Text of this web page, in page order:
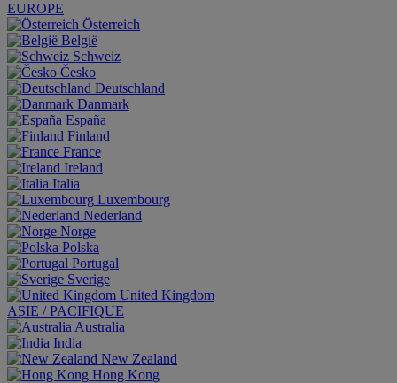
EUROPE
Österreich
België
Schweiz
Česko
Deutschland
Danmark
España
Finland
France
Ireland
Italia
Luxembourg
Nederland
Norge
Polska
Portugal
Sverige
United Kingdom
ASIE / PACIFIQUE
Australia
India
New Zealand
Hong Kong